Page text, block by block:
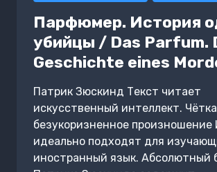
Парфюмер. История
убийцы / Das Parfum.
Geschichte eines
Патрик Зюскинд Текст читает
искусственный интеллект.
безукоризненное произношение
идеально подходят для
иностранный язык. Абсолютный